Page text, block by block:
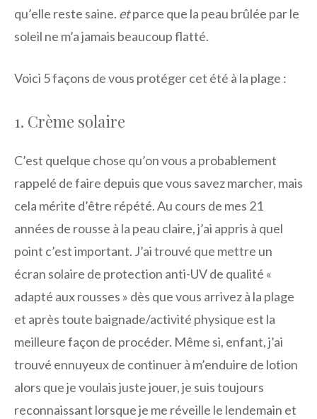
qu’elle reste saine. etparce que la peau brûlée par le
soleil ne m’a jamais beaucoup flatté.
Voici 5 façons de vous protéger cet été à la plage :
1. Crème solaire
C’est quelque chose qu’on vous a probablement
rappelé de faire depuis que vous savez marcher, mais
cela mérite d’être répété. Au cours de mes 21
années de rousse à la peau claire, j’ai appris à quel
point c’est important. J’ai trouvé que mettre un
écran solaire de protection anti-UV de qualité «
adapté aux rousses » dès que vous arrivez à la plage
et après toute baignade/activité physique est la
meilleure façon de procéder. Même si, enfant, j’ai
trouvé ennuyeux de continuer à m’enduire de lotion
alors que je voulais juste jouer, je suis toujours
reconnaissant lorsque je me réveille le lendemain et